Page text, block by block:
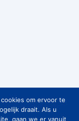
om ervoor te
draait. Als u
gaan we er vanuit